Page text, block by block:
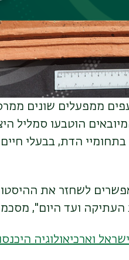
בארץ כ-15 יצרני רעפים ממפעלים
הוטבעו סמליל
הדת, בבעלי
לשחזר את
העתיקה ועד היום",
וארכיאולוגיה